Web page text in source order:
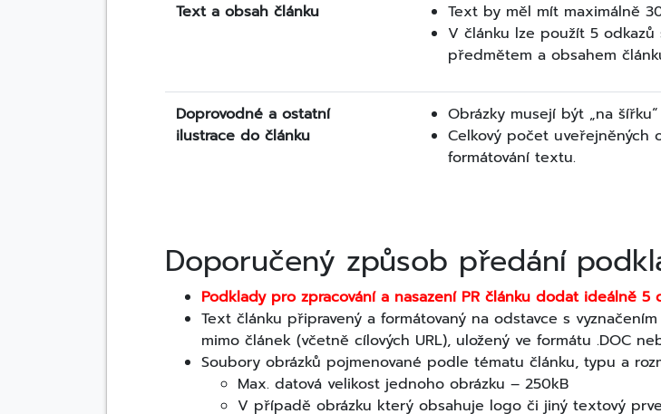
Text a obsah článku
Text by měl mít maximálně
V článku lze použít 5
předmětem a obsahem
Doprovodné a ostatní
ilustrace do článku
Obrázky musejí být „na
Celkový počet
formátování textu.
Doporučený způsob předání
Podklady pro zpracování a nasazení PR článku dodat ideálně
Text článku připravený a formátovaný na odstavce s vyznačením
mimo článek (včetně cílových URL), uložený ve formátu .DOC
Soubory obrázků pojmenované podle tématu článku, typu a
Max. datová velikost jednoho obrázku – 250kB
V případě obrázku který obsahuje logo či jiný textový